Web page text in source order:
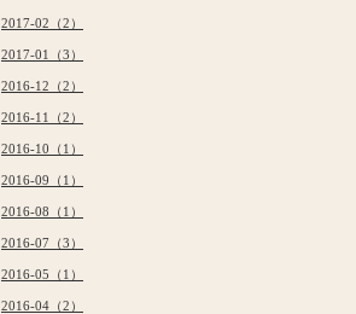
2017-02（2）
2017-01（3）
2016-12（2）
2016-11（2）
2016-10（1）
2016-09（1）
2016-08（1）
2016-07（3）
2016-05（1）
2016-04（2）